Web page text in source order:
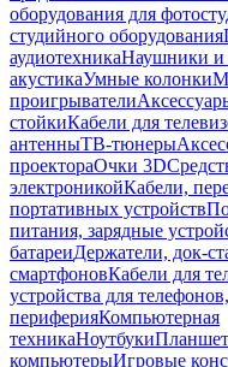
оборудования для
студийного оборудования
аудиотехникаНаушники и
акустикаУмные колонки
проигрыватели
стойкиКабели для
антенныТВ-тюнеры
проектораОчки 3D
электроникойКабели,
портативных устройств
питания, зарядные
батареиДержатели, док-
смартфоновКабели для
устройства для
периферияКомпьютерная
техникаНоутбуки
компьютерыИгровые